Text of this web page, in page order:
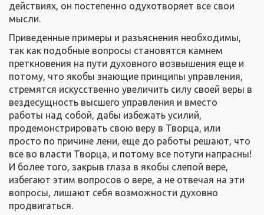
действиях, он постепенно одухотворяет все свои
мысли.
Приведенные примеры и разъяснения необходимы,
так как подобные вопросы становятся камнем
преткновения на пути духовного возвышения еще и
потому, что якобы знающие принципы управления,
стремятся искусственно увеличить силу своей веры в
вездесущность высшего управления и вместо
работы над собой, дабы избежать усилий,
продемонстрировать свою веру в Творца, или
просто по причине лени, еще до работы решают, что
все во власти Творца, и потому все потуги напрасны!
И более того, закрыв глаза в якобы слепой вере,
избегают этим вопросов о вере, а не отвечая на эти
вопросы, лишают себя возможности духовно
продвигаться.